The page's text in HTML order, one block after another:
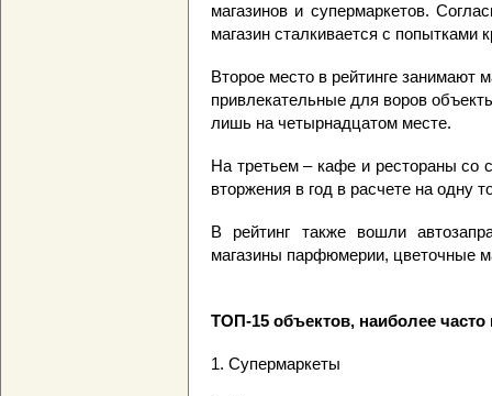
магазинов и супермаркетов.
магазин сталкивается с попытками
Второе место в рейтинге занимают
привлекательные для воров
лишь на четырнадцатом месте.
На третьем – кафе и рестораны со
вторжения в год в расчете на одну
В рейтинг также вошли
магазины парфюмерии, цветочные
ТОП-15 объектов, наиболее
1. Супермаркеты